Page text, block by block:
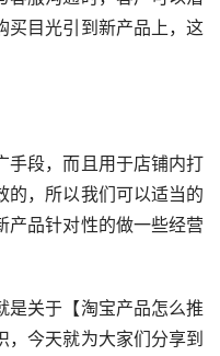
买目光引到新产品上，这
段，而且用于店铺内打
的，所以我们可以适当的
产品针对性的做一些经营
关于【淘宝产品怎么推
，今天就为大家们分享到